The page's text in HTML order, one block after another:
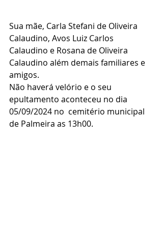
Sua mãe, Carla Stefani de Oliveira
Calaudino, Avos Luiz Carlos
Calaudino e Rosana de Oliveira
Calaudino além demais familiares e
amigos.
Não haverá velório e o seu
epultamento aconteceu no dia
05/09/2024 no  cemitério municipal
de Palmeira as 13h00.